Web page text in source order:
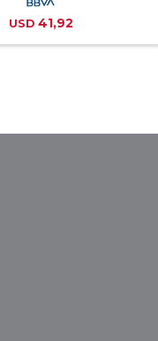
USD 41,92